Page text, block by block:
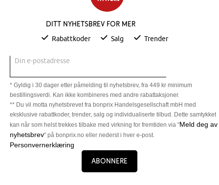
Ditt nyhetsbrev for mer
Rabattkoder Salg Trender
Din e-postadresse
* Gyldig i 30 dager etter påmelding til nyhetsbrev, fra 449 kr minimum
bestillingsverdi. Kan ikke kombineres med andre rabattaksjoner.
** Du vil motta nyhetsbrevet fra bonprix Handelsgesellschaft mbH med
eksklusive rabattkoder, trender, salg og individualiserte tilbud. Dette samtykket
kan når som helst trekkes tilbake med virkning for fremtiden via "Meld deg av
nyhetsbrev" på bonprix.no eller nederst i hver e-post.
Personvernerklæring
Abonnere